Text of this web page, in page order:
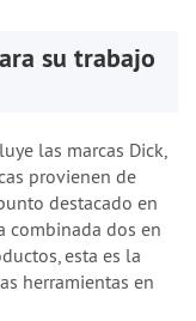
su trabajo
las marcas Dick,
provienen de
destacado en
combinada dos en
esta es la
herramientas en